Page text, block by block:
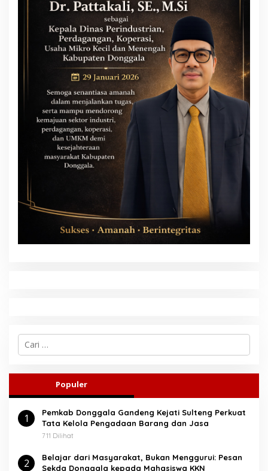
C
i
n
u
k
Populer
1
Pemkab Donggala Gandeng Kejati Sulteng Perkuat
Tata Kelola Pengadaan Barang dan Jasa
711 Dilihat
2
Belajar dari Masyarakat, Bukan Menggurui: Pesan
Sekda Donggala kepada Mahasiswa KKN